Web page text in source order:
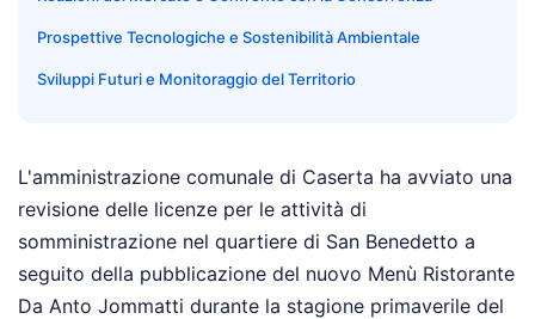
Prospettive Tecnologiche e Sostenibilità Ambientale
Sviluppi Futuri e Monitoraggio del Territorio
L'amministrazione comunale di Caserta ha avviato una
revisione delle licenze per le attività di
somministrazione nel quartiere di San Benedetto a
seguito della pubblicazione del nuovo Menù Ristorante
Da Anto Jommatti durante la stagione primaverile del